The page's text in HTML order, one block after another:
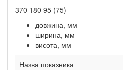
370 180 95 (75)
довжина, мм
ширина, мм
висота, мм
Назва показника